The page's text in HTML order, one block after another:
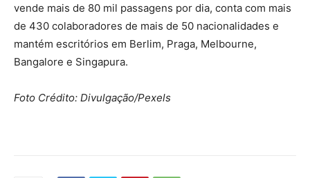
vende mais de 80 mil passagens por dia, conta com mais
de 430 colaboradores de mais de 50 nacionalidades e
mantém escritórios em Berlim, Praga, Melbourne,
Bangalore e Singapura.
Foto Crédito: Divulgação/Pexels